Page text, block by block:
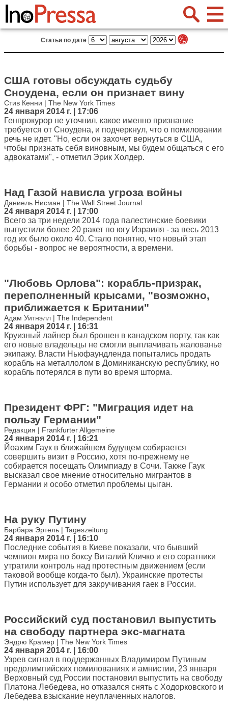
Статьи по дате
США готовы обсуждать судьбу
Сноудена, если он признает вину
Стив Кенни | The New York Times
24 января 2014 г. | 17:06
Генпрокурор не уточнил, какое именно признание
требуется от Сноудена, и подчеркнул, что о помиловании
речь не идет. "Но, если он захочет вернуться в США,
чтобы признать себя виновным, мы будем общаться с его
адвокатами", - отметил Эрик Холдер.
Над Газой нависла угроза войны
Даниель Нисман | The Wall Street Journal
24 января 2014 г. | 17:00
Всего за три недели 2014 года палестинские боевики
выпустили более 20 ракет по югу Израиля - за весь 2013
год их было около 40. Стало понятно, что новый этап
борьбы - вопрос не вероятности, а времени.
"Любовь Орлова": корабль-призрак,
переполненный крысами, "возможно,
приближается к Британии"
Адам Уитнэлл | The Independent
24 января 2014 г. | 16:31
Круизный лайнер был брошен в канадском порту, так как
его новые владельцы не смогли выплачивать жалованье
экипажу. Власти Ньюфаундленда попытались продать
корабль на металлолом в Доминиканскую республику, но
корабль потерялся в пути во время шторма.
Президент ФРГ: "Миграция идет на
пользу Германии"
Редакция | Frankfurter Allgemeine
24 января 2014 г. | 16:21
Йоахим Гаук в ближайшем будущем собирается
совершить визит в Россию, хотя по-прежнему не
собирается посещать Олимпиаду в Сочи. Также Гаук
высказал свое мнение относительно мигрантов в
Германии и особо отметил проблемы цыган.
На руку Путину
Барбара Эртель | Tageszeitung
24 января 2014 г. | 16:10
Последние события в Киеве показали, что бывший
чемпион мира по боксу Виталий Кличко и его соратники
утратили контроль над протестным движением (если
таковой вообще когда-то был). Украинские протесты
Путин использует для закручивания гаек в России.
Российский суд постановил выпустить
на свободу партнера экс-магната
Эндрю Крамер | The New York Times
24 января 2014 г. | 16:00
Узрев сигнал в поддержанных Владимиром Путиным
предолимпийских помилованиях и амнистии, 23 января
Верховный суд России постановил выпустить на свободу
Платона Лебедева, но отказался снять с Ходорковского и
Лебедева взыскание неуплаченных налогов.